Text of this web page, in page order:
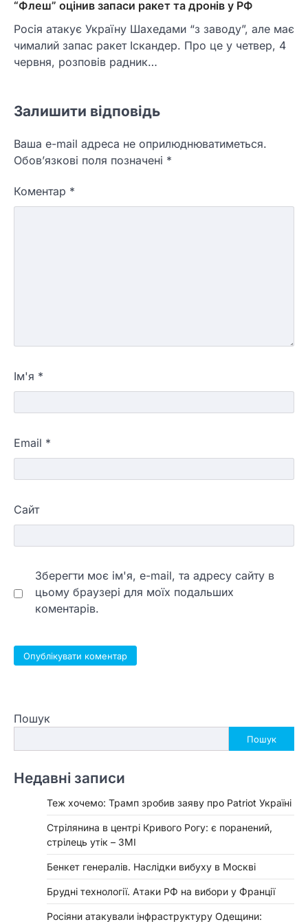
“Флеш” оцінив запаси ракет та дронів у РФ
Росія атакує Україну Шахедами “з заводу”, але має
чималий запас ракет Іскандер. Про це у четвер, 4
червня, розповів радник…
Залишити відповідь
Ваша e-mail адреса не оприлюднюватиметься.
Обов’язкові поля позначені *
Коментар *
Ім'я *
Email *
Сайт
Зберегти моє ім'я, e-mail, та адресу сайту в
цьому браузері для моїх подальших
коментарів.
Пошук
Пошук
Недавні записи
Теж хочемо: Трамп зробив заяву про Patriot Україні
Стрілянина в центрі Кривого Рогу: є поранений,
стрілець утік – ЗМІ
Бенкет генералів. Наслідки вибуху в Москві
Брудні технології. Атаки РФ на вибори у Франції
Росіяни атакували інфраструктуру Одещини: